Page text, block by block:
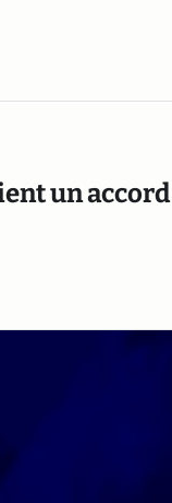
un accord